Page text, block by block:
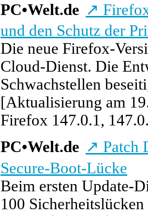
PC•Welt.de ↗
und den Schutz der
Die neue Firefox-
Cloud-Dienst. Die
Schwachstellen
[Aktualisierung am
Firefox 147.0.1,
PC•Welt.de ↗ Patch
Secure-Boot-Lücke
Beim ersten Update-
100